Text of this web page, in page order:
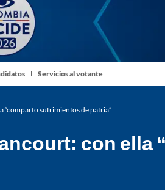
Servicios al votante
sufrimientos de patria”
con ella